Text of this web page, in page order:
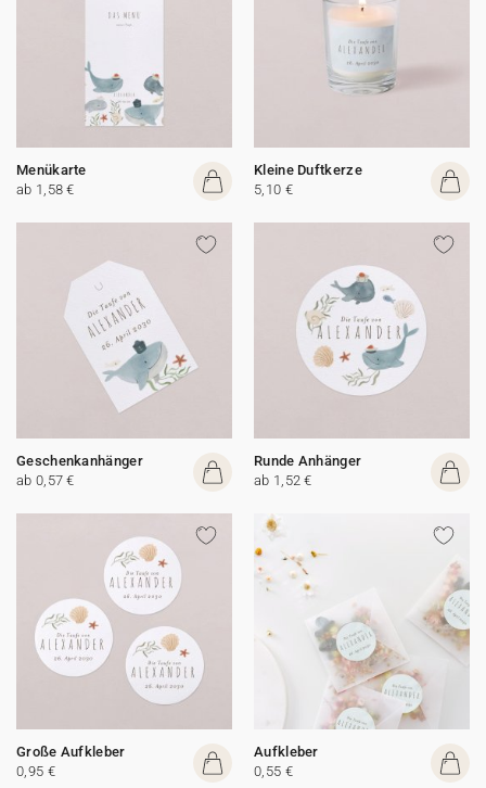
Menükarte
ab 1,58 €
Kleine Duftkerze
5,10 €
Geschenkanhänger
ab 0,57 €
Runde Anhänger
ab 1,52 €
Große Aufkleber
0,95 €
Aufkleber
0,55 €